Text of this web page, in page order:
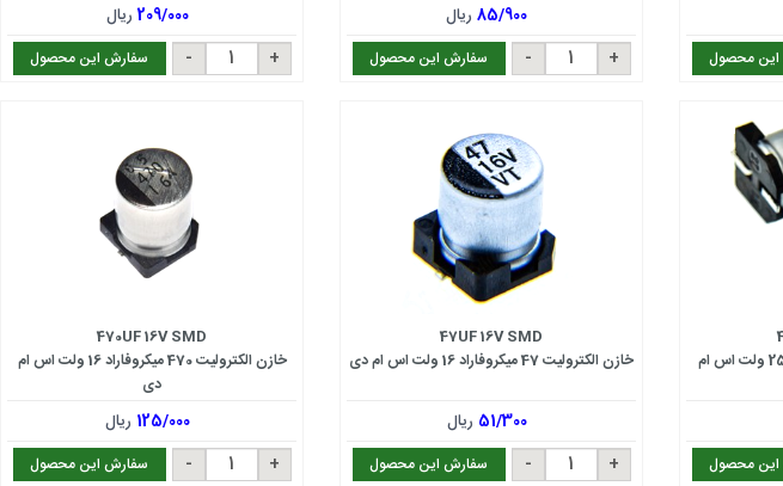
محصول
85/900ریال
سفارش این محصول
209/000ریال
سفارش این محصول
خازن الکترولیت 47 میکروفاراد 25 ولت اس ام
محصول
47UF 16V SMD
خازن الکترولیت 47 میکروفاراد 16 ولت اس ام دی
51/300 ریال
سفارش این محصول
470UF 16V SMD
خازن الکترولیت 470 میکروفاراد 16 ولت اس ام
دی
125/000 ریال
سفارش این محصول